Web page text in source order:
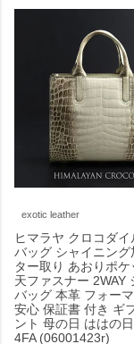
exotic leather
ヒマラヤ クロコダイ
バッグ シャイニング
ター取り あおりポケ
天ファスナー 2WAY
バッグ 本革 フォー
安心 保証書 付き ギ
ント 母の日 ははの
4FA (06001423r)